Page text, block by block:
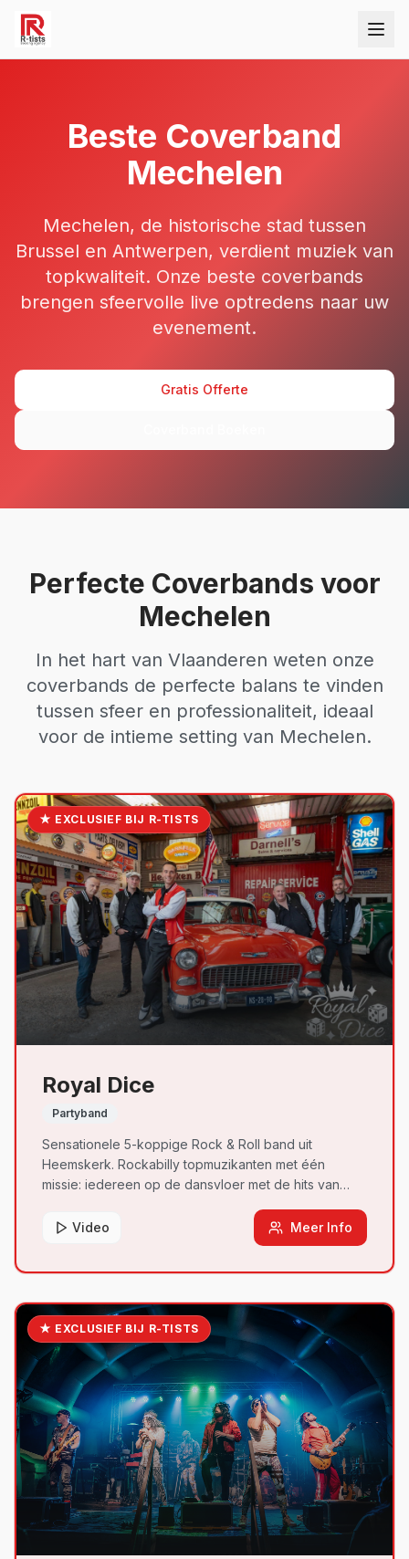
Beste Coverband
Mechelen
Mechelen, de historische stad tussen
Brussel en Antwerpen, verdient muziek van
topkwaliteit. Onze beste coverbands
brengen sfeervolle live optredens naar uw
evenement.
Gratis Offerte
Perfecte Coverbands voor
Mechelen
In het hart van Vlaanderen weten onze
coverbands de perfecte balans te vinden
tussen sfeer en professionaliteit, ideaal
voor de intieme setting van Mechelen.
★ EXCLUSIEF BIJ R-TISTS
Royal Dice
Partyband
Sensationele 5-koppige Rock & Roll band uit
Heemskerk. Rockabilly topmuzikanten met één
missie: iedereen op de dansvloer met de hits van
Video
Meer Info
★ EXCLUSIEF BIJ R-TISTS